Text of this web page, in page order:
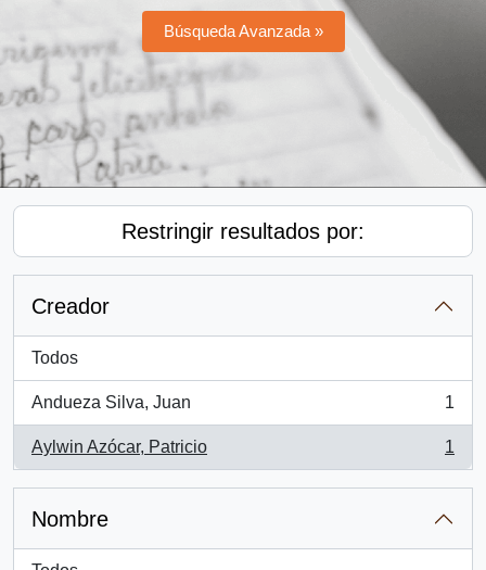
Búsqueda Avanzada »
Restringir resultados por:
Creador
Todos
Andueza Silva, Juan
, 1 resultados
1
Aylwin Azócar, Patricio
, 1 resultados
1
Nombre